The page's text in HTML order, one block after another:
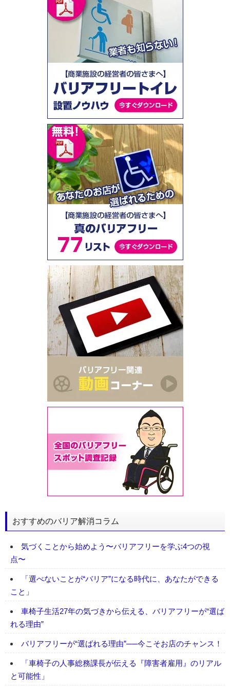
おすすめのバリア解消コラム
気づくことから始めよう〜バリアフリーを学ぶ4つの視
点〜
「選べないことが“バリア”になる時代に、あなたができる
こと」
車椅子生活27年の気づきから伝える、バリアフリーが“選ば
れる理由”
バリアフリーが“選ばれる理由”──今こそお店のチャンス！
「車椅子の人事総務課長が伝える『障害者雇用』のリアル
と可能性」